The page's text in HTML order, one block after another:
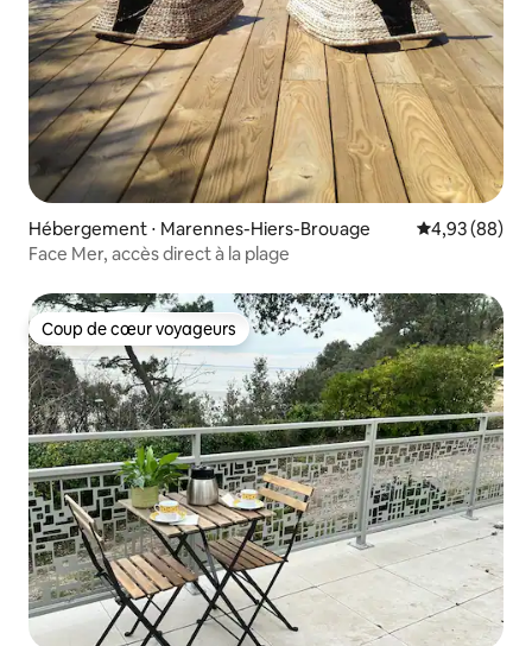
Hébergement ⋅ Marennes-Hiers-Brouage Évaluation
4,93 (88)
Face Mer, accès direct à la plage
Coup de cœur voyageurs
Coup de cœur voyageurs